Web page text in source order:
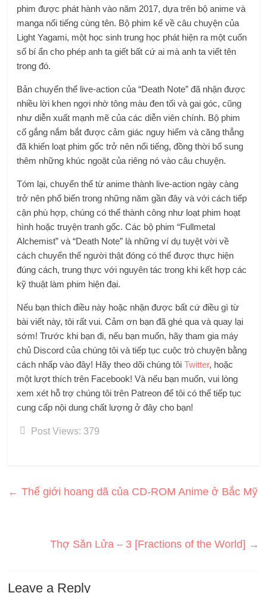
phim được phát hành vào năm 2017, dựa trên bộ anime và
manga nổi tiếng cùng tên. Bộ phim kể về câu chuyện của
Light Yagami, một học sinh trung học phát hiện ra một cuốn
sổ bí ẩn cho phép anh ta giết bất cứ ai mà anh ta viết tên
trong đó.
Bản chuyển thể live-action của “Death Note” đã nhận được
nhiều lời khen ngợi nhờ tông màu đen tối và gai góc, cũng
như diễn xuất mạnh mẽ của các diễn viên chính. Bộ phim
cố gắng nắm bắt được cảm giác nguy hiểm và căng thẳng
đã khiến loạt phim gốc trở nên nổi tiếng, đồng thời bổ sung
thêm những khúc ngoặt của riêng nó vào câu chuyện.
Tóm lại, chuyển thể từ anime thành live-action ngày càng
trở nên phổ biến trong những năm gần đây và với cách tiếp
cận phù hợp, chúng có thể thành công như loạt phim hoạt
hình hoặc truyện tranh gốc. Các bộ phim “Fullmetal
Alchemist” và “Death Note” là những ví dụ tuyệt vời về
cách chuyển thể người thật đóng có thể được thực hiện
đúng cách, trung thực với nguyên tác trong khi kết hợp các
kỹ thuật làm phim hiện đại.
Nếu bạn thích điều này hoặc nhận được bất cứ điều gì từ
bài viết này, tôi rất vui. Cảm ơn bạn đã ghé qua và quay lại
sớm! Trước khi bạn đi, nếu bạn muốn, hãy tham gia máy
chủ Discord của chúng tôi và tiếp tục cuộc trò chuyện bằng
cách nhấp vào đây! Hãy theo dõi chúng tôiTwitter, hoặc
một lượt thích trên Facebook! Và nếu bạn muốn, vui lòng
xem xét hỗ trợ chúng tôi trên Patreon để tôi có thể tiếp tục
cung cấp nội dung chất lượng ở đây cho bạn!
Post Views: 379
← Thế giới hoang dã của CD-ROM Anime ở Bắc Mỹ
Thợ Săn Lửa – 3 [Fractions of the World] →
Leave a Reply